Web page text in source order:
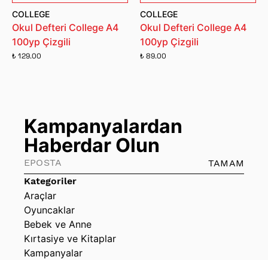
COLLEGE
Okul Defteri College A4
100yp Çizgili
₺ 129.00
COLLEGE
Okul Defteri College A4
100yp Çizgili
₺ 89.00
Kategoriler
Araçlar
Oyuncaklar
Bebek ve Anne
Kırtasiye ve Kitaplar
Kampanyalar
Kampanyalardan
Haberdar Olun
TAMAM